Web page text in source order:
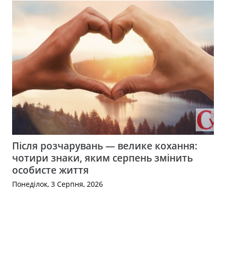
Після розчарувань — велике кохання:
чотири знаки, яким серпень змінить
особисте життя
Понеділок, 3 Серпня, 2026